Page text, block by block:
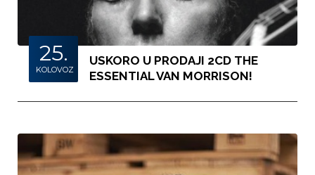
25.
KOLOVOZ
USKORO U PRODAJI 2CD THE
ESSENTIAL VAN MORRISON!